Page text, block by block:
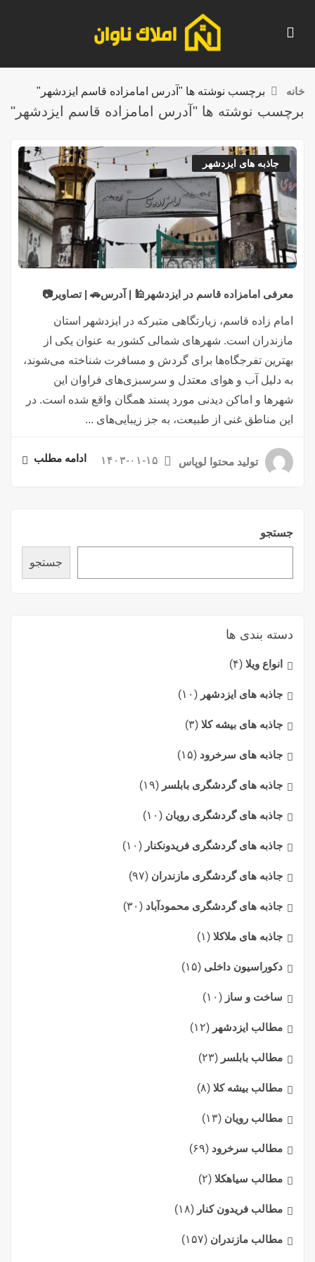
خانه برچسب نوشته ها "آدرس امامزاده قاسم ایزدشهر"
برچسب نوشته ها "آدرس امامزاده قاسم ایزدشهر"
جستجو
جستجو
دسته بندی ها
انواع ویلا (۴)
جاذبه های ایزدشهر (۱۰)
جاذبه های بیشه کلا (۳)
جاذبه های سرخرود (۱۵)
جاذبه های گردشگری بابلسر (۱۹)
جاذبه های گردشگری رویان (۱۰)
جاذبه های گردشگری فریدونکنار (۱۰)
جاذبه های گردشگری مازندران (۹۷)
جاذبه های گردشگری محمودآباد (۳۰)
جاذبه های ملاکلا (۱)
دکوراسیون داخلی (۱۵)
ساخت و ساز (۱۰)
مطالب ایزدشهر (۱۲)
مطالب بابلسر (۲۳)
مطالب بیشه کلا (۸)
مطالب رویان (۱۳)
مطالب سرخرود (۶۹)
مطالب سیاهکلا (۲)
مطالب فریدون کنار (۱۸)
مطالب مازندران (۱۵۷)
جاذبه های ایزدشهر
معرفی امامزاده قاسم در ایزدشهر🕌 | آدرس🚗 | تصاویر📷
امام زاده قاسم، زیارتگاهی متبرکه در ایزدشهر استان
مازندران است. شهرهای شمالی کشور به عنوان یکی از
بهترین تفرجگاه‌ها برای گردش و مسافرت شناخته می‌شوند،
به دلیل آب و هوای معتدل و سرسبزی‌های فراوان این
شهرها و اماکن دیدنی مورد پسند همگان واقع شده است. در
این مناطق غنی از طبیعت، به جز زیبایی‌های ...
تولید محتوا لوپاس ۱۴۰۳-۰۱-۱۵ ادامه مطلب